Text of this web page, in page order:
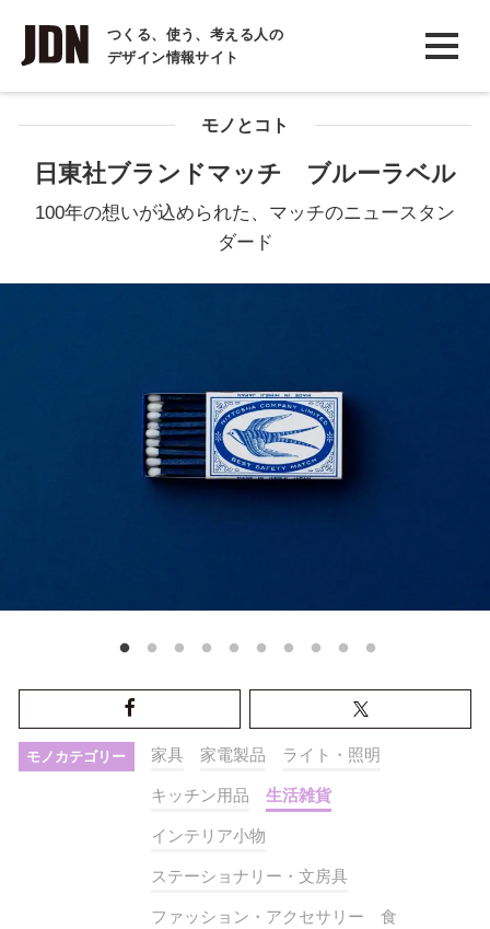
つくる、使う、考える人の
デザイン情報サイト
INTERVIEW
インタビュー
REPORT
COLUMN
モノとコト
日東社ブランドマッチ ブルーラベル
100年の想いが込められた、マッチのニュースタン
ダード
モノカテゴリー 家具 家電製品 ライト・照明
キッチン用品 生活雑貨
インテリア小物
ステーショナリー・文房具
ファッション・アクセサリー 食